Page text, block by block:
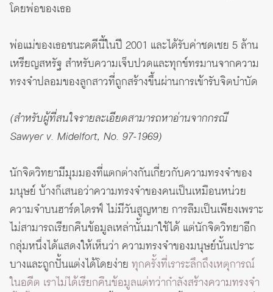
โดยพ่อของเธอ
พ่อแม่ของเธอชนะคดีนี้ในปี 2001 และได้รับค่าชดเชย 5 ล้าน
เหรียญสหรัฐ สำหรับความเจ็บปวดและทุกข์ทรมานจากความ
ทรงจำปลอมของลูกสาวที่ถูกสร้างขึ้นผ่านการเข้ารับจิตบำบัด
(สำหรับผู้ที่สนใจรายละเอียดสามารถหาอ่านจากกรณี
Sawyer v. Midelfort, No. 97-1969)
นักจิตวิทยามีมุมมองที่แตกต่างกันเกี่ยวกับความทรงจำของ
มนุษย์ บ้างก็เสนอว่าความทรงจำของคนเป็นเหมือนหน่วย
ความจำบนฮาร์ดไดรฟ์ ไม่มีวันสูญหาย การลืมเป็นเพียงเพราะ
ไม่สามารถเรียกคืนข้อมูลเหล่านั้นมาใช้ได้ แต่นักจิตวิทยาอีก
กลุ่มหนึ่งได้แสดงให้เห็นว่า ความทรงจำของมนุษย์นั้นเปราะ
บางและถูกปั้นแต่งได้โดยง่าย ทุกครั้งที่เราระลึกถึงเหตุการณ์
ในอดีต เราไม่ได้เรียกคืนข้อมูลแต่ทว่ากำลังสร้างความทรงจำ